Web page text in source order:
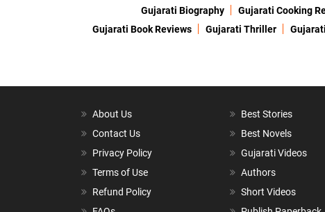
Gujarati Biography
Gujarati Cooking
Gujarati Book Reviews
Gujarati Thriller
About Us
Contact Us
Privacy Policy
Terms of Use
Refund Policy
Best Stories
Best Novels
Gujarati Videos
Authors
Short Videos